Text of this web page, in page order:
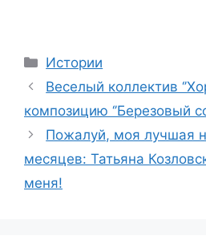
Categories
Истории
Веселый коллектив
композицию ‘’Березовый
Пожалуй, моя лучшая
месяцев: Татьяна
меня!